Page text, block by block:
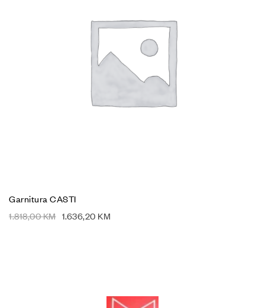
Garnitura CASTI
1.818,00KM 1.636,20 KM